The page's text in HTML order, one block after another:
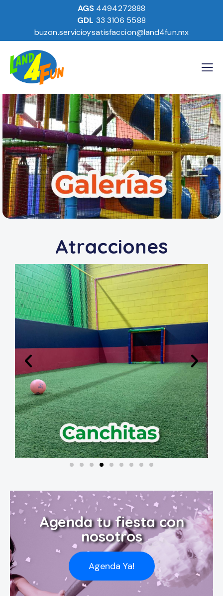
AGS 4494272888
GDL 33 3106 5588
buzon.servicioysatisfaccion@land4fun.mx
Atracciones
Agenda tu fiesta con
nosotros
Agenda Ya!